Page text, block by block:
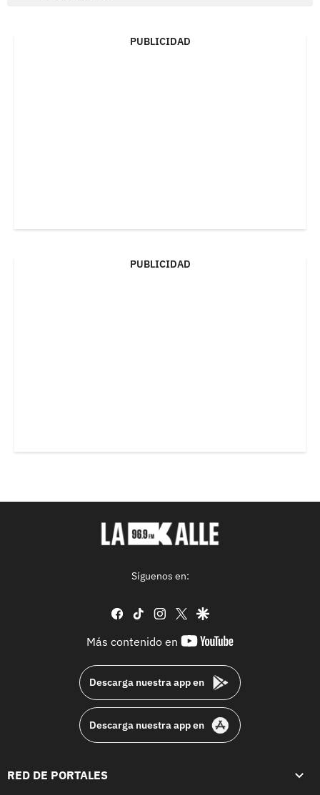
PUBLICIDAD
PUBLICIDAD
Síguenos en:
facebook
tiktok instagram
twittergoogle
Más contenido en
youtube-
Descarga nuestra app en
Descarga nuestra app en
RED DE PORTALES